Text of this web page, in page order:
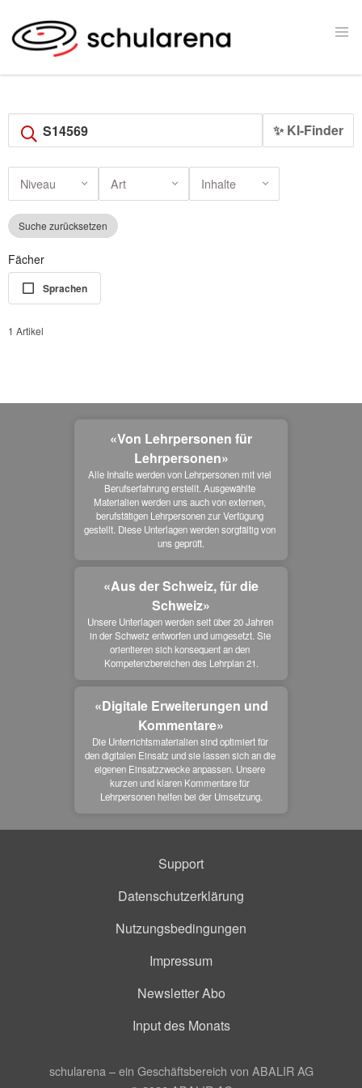
✨ KI-Finder
Niveau Art Inhalte
Suche zurücksetzen
Fächer
Sprachen
1 Artikel
«Von Lehrpersonen für
Lehrpersonen»
Alle Inhalte werden von Lehrpersonen mit viel
Berufserfahrung erstellt. Ausgewählte
Materialien werden uns auch von externen,
berufstätigen Lehrpersonen zur Verfügung
gestellt. Diese Unterlagen werden sorgfältig von
uns geprüft.
«Aus der Schweiz, für die
Schweiz»
Unsere Unterlagen werden seit über 20 Jahren
in der Schweiz entworfen und umgesetzt. Sie
orientieren sich konsequent an den
Kompetenzbereichen des Lehrplan 21.
«Digitale Erweiterungen und
Kommentare»
Die Unterrichtsmaterialien sind optimiert für
den digitalen Einsatz und sie lassen sich an die
eigenen Einsatzzwecke anpassen. Unsere
kurzen und klaren Kommentare für
Lehrpersonen helfen bei der Umsetzung.
Support
Datenschutzerklärung
Nutzungsbedingungen
Impressum
Newsletter Abo
Input des Monats
schularena – ein Geschäftsbereich von ABALIR AG